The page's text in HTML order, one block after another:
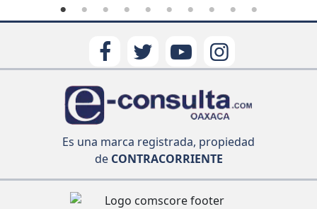
Es una marca registrada, propiedad
deCONTRACORRIENTE